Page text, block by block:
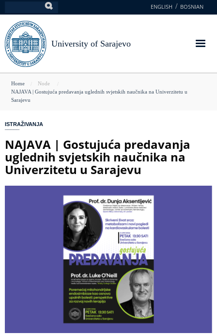
to
main
content
ENGLISH BOSNIAN
University of Sarajevo
You
are
Home
Node
NAJAVA | Gostujuća predavanja uglednih svjetskih naučnika na Univerzitetu u
Sarajevu
ISTRAŽIVANJA
NAJAVA | Gostujuća predavanja
uglednih svjetskih naučnika na
Univerzitetu u Sarajevu